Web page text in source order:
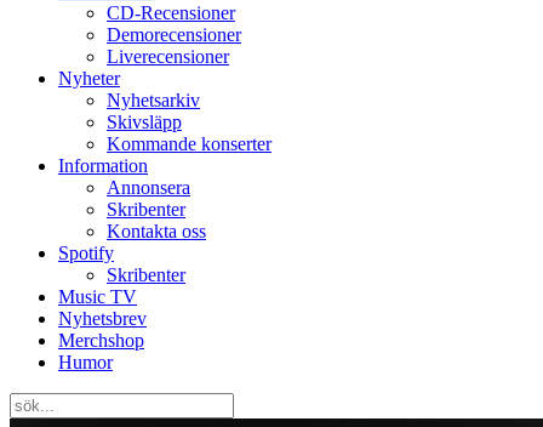
CD-Recensioner
Demorecensioner
Liverecensioner
Nyheter
Nyhetsarkiv
Skivsläpp
Kommande konserter
Information
Annonsera
Skribenter
Kontakta oss
Spotify
Skribenter
Music TV
Nyhetsbrev
Merchshop
Humor